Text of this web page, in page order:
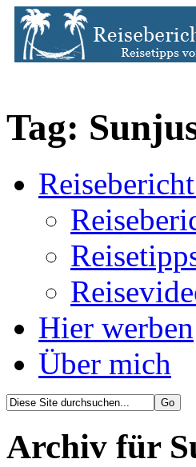
Tag:
Hier werben
Über mich
Archiv für